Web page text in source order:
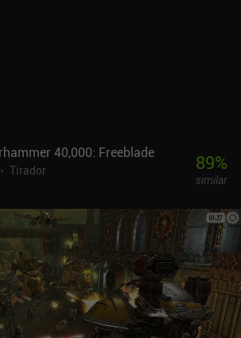
temo que se introduzcan muros de
bucle central del juego lo convierte
elección para cualquiera que disfrutara
40,000: Freeblade
Tirador
89%
similar